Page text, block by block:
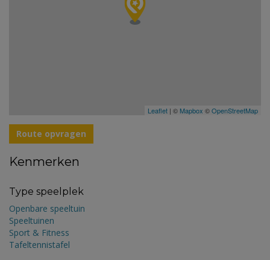
Leaflet | © Mapbox ©OpenStreetMap
Route opvragen
Kenmerken
Type speelplek
Openbare speeltuin
Speeltuinen
Sport & Fitness
Tafeltennistafel